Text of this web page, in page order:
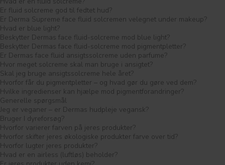
Er fluid solcreme god til fedtet hud?
Er Derma Supreme face fluid solcremen velegnet under makeup?
Hvad er blue light?
Beskytter Dermas face fluid-solcreme mod blue light?
Beskytter Dermas face fluid-solcreme mod pigmentpletter?
Er Dermas face fluid ansigtssolcreme uden parfume?
Hvor meget solcreme skal man bruge i ansigtet?
Skal jeg bruge ansigtssolcreme hele året?
Hvorfor får du pigmentpletter – og hvad gør du gøre ved dem?
Hvilke ingredienser kan hjælpe mod pigmentforandringer?
Generelle spørgsmål
Jeg er veganer – er Dermas hudpleje vegansk?
Bruger I dyreforsøg?
Hvorfor varierer farven på jeres produkter?
Hvorfor skifter jeres økologiske produkter farve over tid?
Hvorfor lugter jeres produkter?
Hvad er en airless (luftløs) beholder?